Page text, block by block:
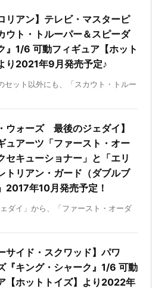
リアン】テレビ・マスターピ
ウト・トルーパー＆スピーダ
』1/6 可動フィギュア【ホット
り2021年9月発売予定♪
セット以外にも、「スカウト・トルー
ウォーズ 最後のジェダイ】
ュアーツ「ファースト・オー
セキューショナー」と「エリ
トリアン・ガード（ダブルブ
2017年10月発売予定！
ダイ」から、「ファースト・オーダ
サイド・スクワッド】パワ
『キング・シャーク』1/6 可動
【ホットトイズ】より2022年